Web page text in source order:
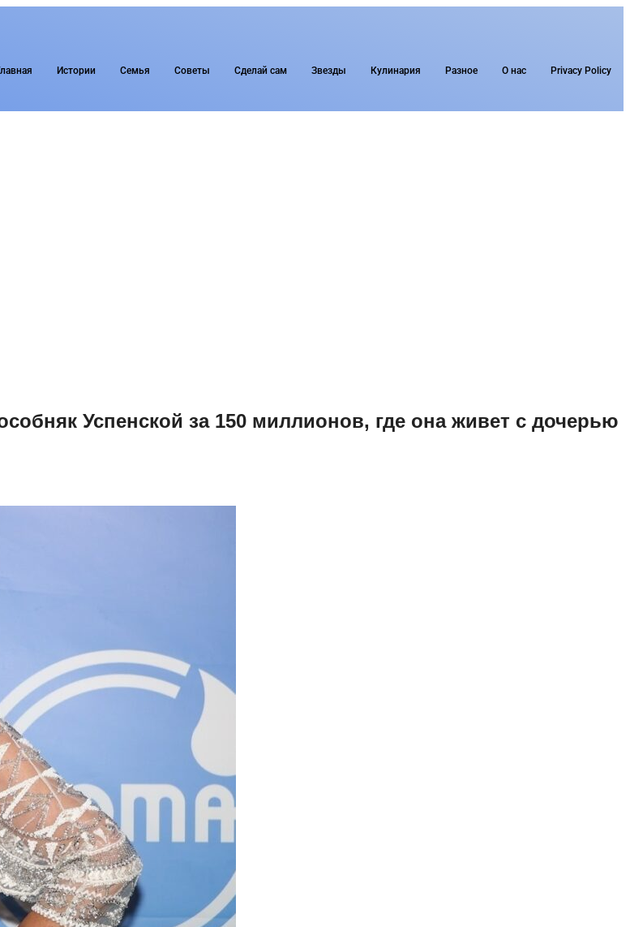
Истории Семья Советы Сделай сам Звезды Кулинария Разное О нас Privacy Policy
Успенской за 150 миллионов, где она живет с дочерью